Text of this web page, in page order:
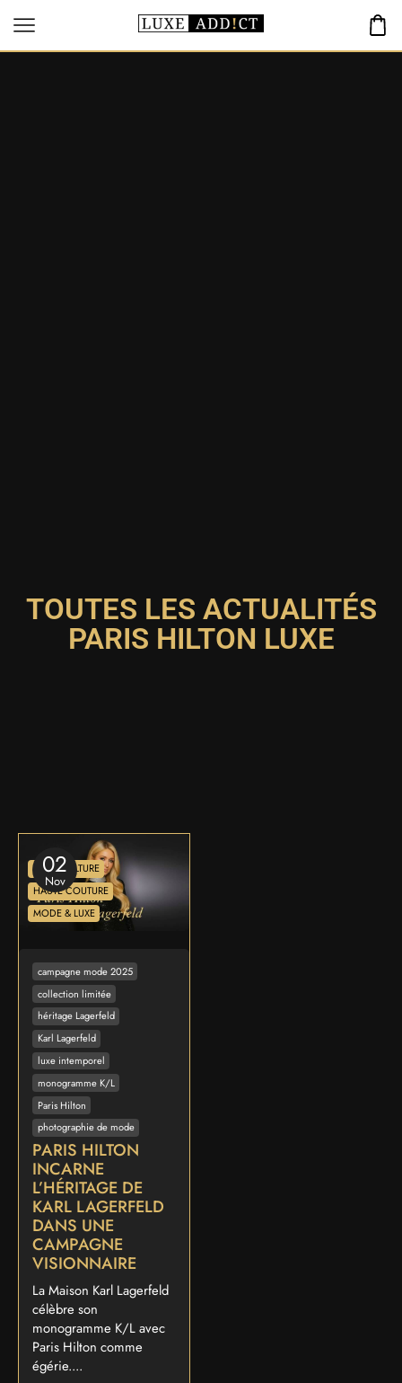
TOUTES LES ACTUALITÉS
PARIS HILTON LUXE
02
Nov
ART & CULTURE
HAUTE COUTURE
MODE & LUXE
campagne mode 2025
collection limitée
héritage Lagerfeld
Karl Lagerfeld
luxe intemporel
monogramme K/L
Paris Hilton
photographie de mode
PARIS HILTON
INCARNE
L’HÉRITAGE DE
KARL LAGERFELD
DANS UNE
CAMPAGNE
VISIONNAIRE
La Maison Karl Lagerfeld
célèbre son
monogramme K/L avec
Paris Hilton comme
égérie....